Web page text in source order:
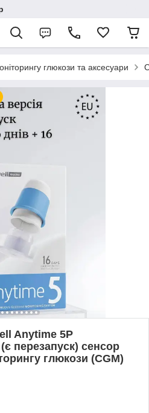
глюкози та аксесуари
Anytime 5P
перезапуск) сенсор
глюкози (CGM)